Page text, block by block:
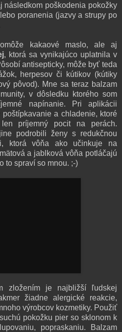
následkom poškodenia pokožky
poranenia (jazvy a strupy po
kakaové maslo, ale aj
, ktorá sa vynikajúco uplatnila v
antisepticky, môže byť teda
herpesov či kútikov (kútiky
pôvod). Mne sa teraz balzam
v dôsledku ktorého som
napínanie. Pri aplikácii
a chladenie, ktoré
príjemný pocit na perách.
podrobili ženy s redukčnou
ktorá vôňa ako učinkuje na
a jablková vôňa potláčajú
to spraví so mnou. ;-)
zložením je najbližší ľudskej
žiadne alergické reakcie,
výrobcov kozmetiky. Použiť
pokožku pier so sklonom k
popraskaniu. Balzam